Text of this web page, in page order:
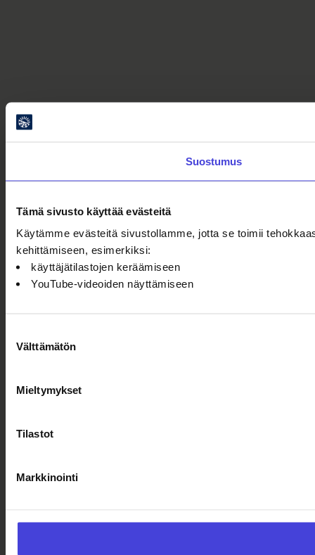
Suostumus
Tämä sivusto käyttää evästeitä
Käytämme evästeitä sivustollamme, jotta se toimii
kehittämiseen, esimerkiksi:
käyttäjätilastojen keräämiseen
YouTube-videoiden näyttämiseen
valinta
Välttämätön
Mieltymykset
Tilastot
Markkinointi